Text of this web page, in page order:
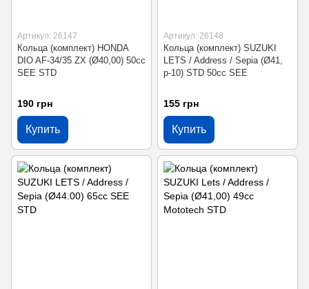
Артикул: 26147
Кольца (комплект) HONDA
DIO AF-34/35 ZX (Ø40,00) 50cc
SEE STD
190 грн
Купить
Артикул: 26148
Кольца (комплект) SUZUKI
LETS / Address / Sepia (Ø41,
p-10) STD 50cc SEE
155 грн
Купить